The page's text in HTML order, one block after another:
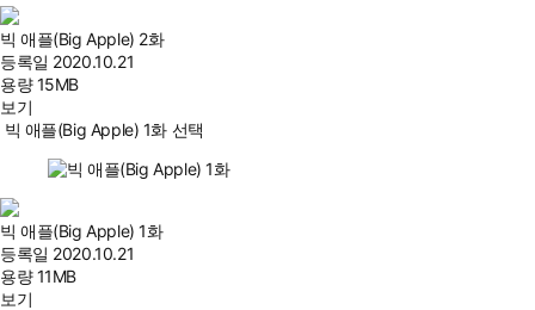
빅 애플(Big Apple) 2화
등록일 2020.10.21
용량15MB
보기
빅 애플(Big Apple) 1화 선택
빅 애플(Big Apple) 1화
등록일 2020.10.21
용량11MB
보기